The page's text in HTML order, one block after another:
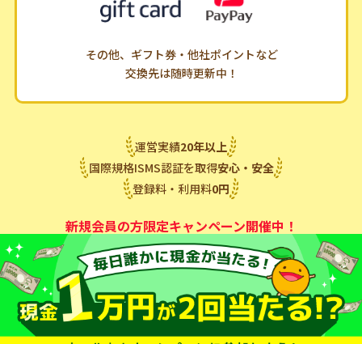
その他、ギフト券・他社ポイントなど
交換先は随時更新中！
運営実績20年以上
国際規格ISMS認証を取得安心・安全
登録料・利用料0円
新規会員の方限定キャンペーン開催中！